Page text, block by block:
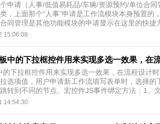
申请（人事/低值易耗品/车辆/资源预约/单位合
，上面那个“人事”申请是工作流模块本身预置
同管理是其他功能模块的申请显示在这里的快捷
15:06:08
中的下拉框控件用来实现多选一效果，在
的下拉框控件用来实现多选一效果，在流程设计
选项值，用户申请新工作流填写表单时，选择
转到不同的节点。宏控件JS事件绑定方法：1、
14:54:30